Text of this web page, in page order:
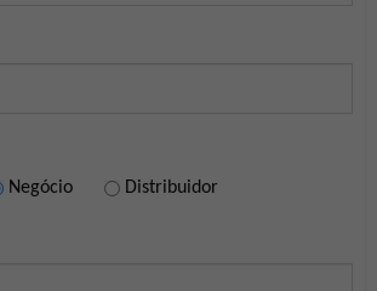
Negócio Distribuidor